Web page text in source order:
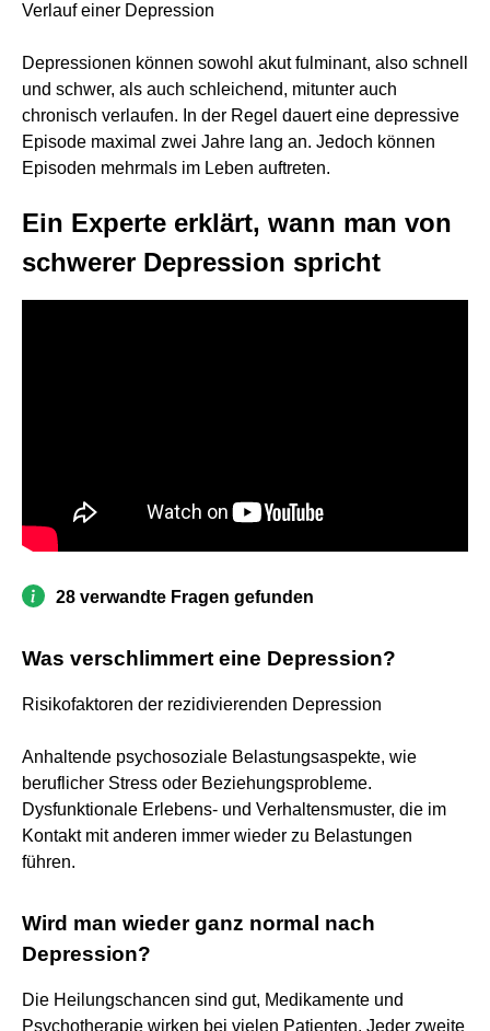
Verlauf einer Depression
Depressionen können sowohl akut fulminant, also schnell
und schwer, als auch schleichend, mitunter auch
chronisch verlaufen. In der Regel dauert eine depressive
Episode maximal zwei Jahre lang an. Jedoch können
Episoden mehrmals im Leben auftreten.
Ein Experte erklärt, wann man von
schwerer Depression spricht
28 verwandte Fragen gefunden
Was verschlimmert eine Depression?
Risikofaktoren der rezidivierenden Depression
Anhaltende psychosoziale Belastungsaspekte, wie
beruflicher Stress oder Beziehungsprobleme.
Dysfunktionale Erlebens- und Verhaltensmuster, die im
Kontakt mit anderen immer wieder zu Belastungen
führen.
Wird man wieder ganz normal nach
Depression?
Die Heilungschancen sind gut, Medikamente und
Psychotherapie wirken bei vielen Patienten. Jeder zweite